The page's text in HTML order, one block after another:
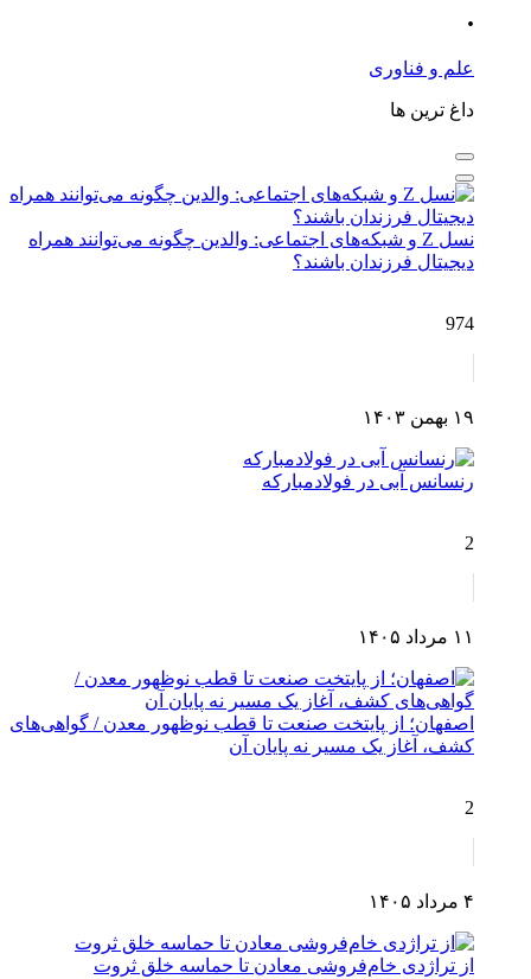
.
علم و فناوری
داغ ترین ها
نسل Z و شبکه‌های اجتماعی: والدین چگونه می‌توانند همراه
دیجیتال فرزندان باشند؟
974
۱۹ بهمن ۱۴۰۳
رنسانس آبی در فولادمبارکه
2
۱۱ مرداد ۱۴۰۵
اصفهان؛ از پایتخت صنعت تا قطب نوظهور معدن / گواهی‌های
کشف، آغاز یک مسیر نه پایان آن
2
۴ مرداد ۱۴۰۵
از تراژدی خام‌فروشی معادن تا حماسه خلق ثروت